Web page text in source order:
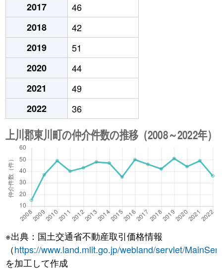
2017
46
2018
42
2019
51
2020
44
2021
49
2022
36
※出典：国土交通省不動産取引価格情報
（https://www.land.mlit.go.jp/webland/servlet/
を加工して作成